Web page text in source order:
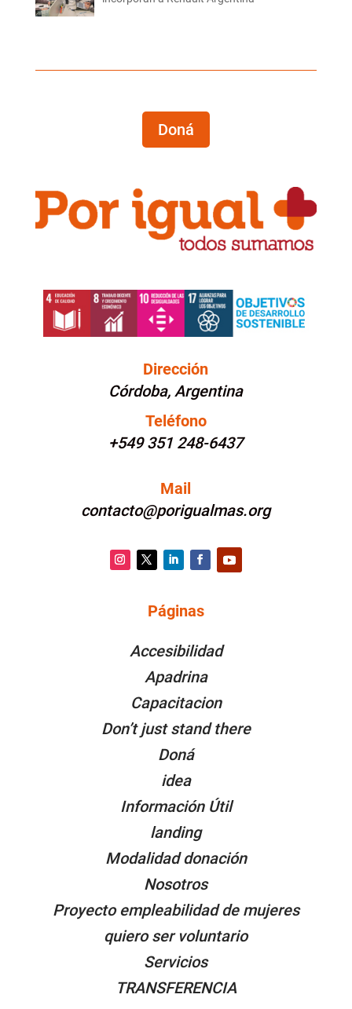
Doná
Dirección
Córdoba, Argentina
Teléfono
+549 351 248-6437
Mail
contacto@porigualmas.org
Facebook
Páginas
Accesibilidad
Apadrina
Capacitacion
Don’t just stand there
Doná
idea
Información Útil
landing
Modalidad donación
Nosotros
Proyecto empleabilidad de mujeres
quiero ser voluntario
Servicios
TRANSFERENCIA